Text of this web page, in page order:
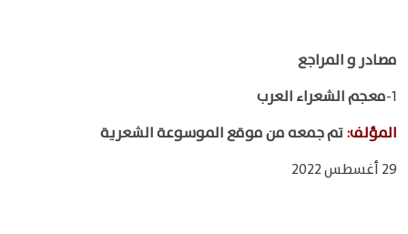
مصادر و المراجع
1- معجم الشعراء العرب
المؤلف:تم جمعه من موقع الموسوعة الشعرية
29 أغسطس 2022